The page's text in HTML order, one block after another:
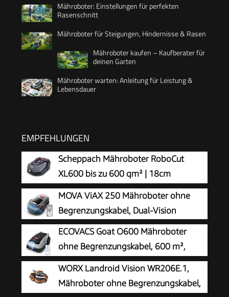
Mähroboter: Einstellungen für perfekten
Rasenschnitt
Mähroboter für Steigungen, Hindernisse & Rasen
Mähroboter kaufen – Kaufberater für
deinen Garten
Mähroboter warten: Anleitung für Leistung &
Lebensdauer
EMPFEHLUNGEN
Scheppach Mähroboter RoboCut
XL600 bis zu 600 qm² | 18cm
Schnittbreite | 20-60 mm Schnitthöhe
| Regensensor | WiFi & BT | App gesteuert | 35%
Steigung | mit Station, 9 Messer, 130m Kabel &
180 Haken
MOVA ViAX 250 Mähroboter ohne
Begrenzungskabel, Dual-Vision
ECOVACS Goat O600 Mähroboter
ohne Begrenzungskabel, 600 m²,
RTK+Vision-Navigation,
Rasenmähroboter, KI-Hindernisvermeidung, App
Steuerung, passiert 0,7 m schmale Stellen
WORX Landroid Vision WR206E.1,
Mähroboter ohne Begrenzungskabel,